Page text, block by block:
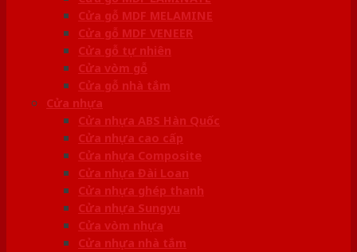
Cửa gỗ MDF MELAMINE
Cửa gỗ MDF VENEER
Cửa gỗ tự nhiên
Cửa vòm gỗ
Cửa gỗ nhà tắm
Cửa nhựa
Cửa nhựa ABS Hàn Quốc
Cửa nhựa cao cấp
Cửa nhựa Composite
Cửa nhựa Đài Loan
Cửa nhựa ghép thanh
Cửa nhựa Sungyu
Cửa vòm nhựa
Cửa nhựa nhà tắm